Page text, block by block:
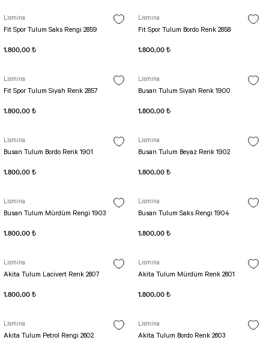
Lismina
Fit Spor Tulum Saks Rengi 2859
1.800,00 ₺
Lismina
Fit Spor Tulum Bordo Renk 2858
1.800,00 ₺
Lismina
Fit Spor Tulum Siyah Renk 2857
1.800,00 ₺
Lismina
Busan Tulum Siyah Renk 1900
1.800,00 ₺
Lismina
Busan Tulum Bordo Renk 1901
1.800,00 ₺
Lismina
Busan Tulum Beyaz Renk 1902
1.800,00 ₺
Lismina
Busan Tulum Mürdüm Rengi 1903
1.800,00 ₺
Lismina
Busan Tulum Saks Rengi 1904
1.800,00 ₺
Lismina
Akita Tulum Lacivert Renk 2607
1.800,00 ₺
Lismina
Akita Tulum Mürdüm Renk 2601
1.800,00 ₺
Lismina
Akita Tulum Petrol Rengi 2602
Lismina
Akita Tulum Bordo Renk 2603